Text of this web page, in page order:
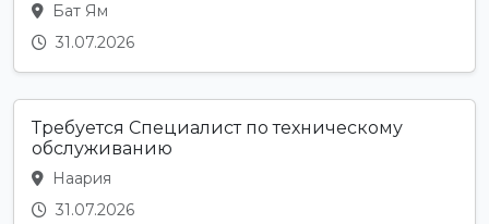
Бат Ям
31.07.2026
Требуется Специалист по техническому
обслуживанию
Наария
31.07.2026